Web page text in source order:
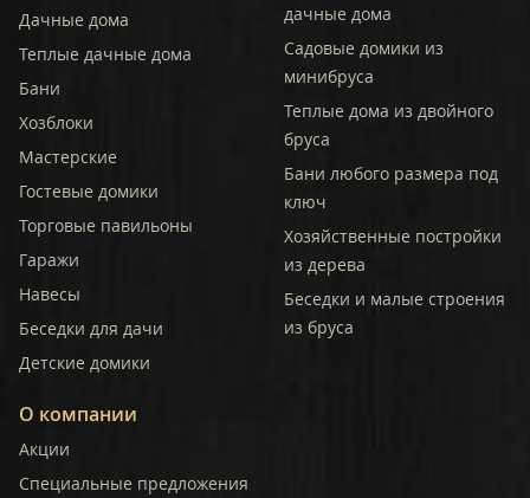
Дачные дома
Теплые дачные дома
Бани
Хозблоки
Мастерские
Гостевые домики
Торговые павильоны
Гаражи
Навесы
Беседки для дачи
Детские домики
дачные дома
Садовые домики из
минибруса
Теплые дома из двойного
бруса
Бани любого размера под
ключ
Хозяйственные постройки
из дерева
Беседки и малые строения
из бруса
О компании
Акции
Специальные предложения